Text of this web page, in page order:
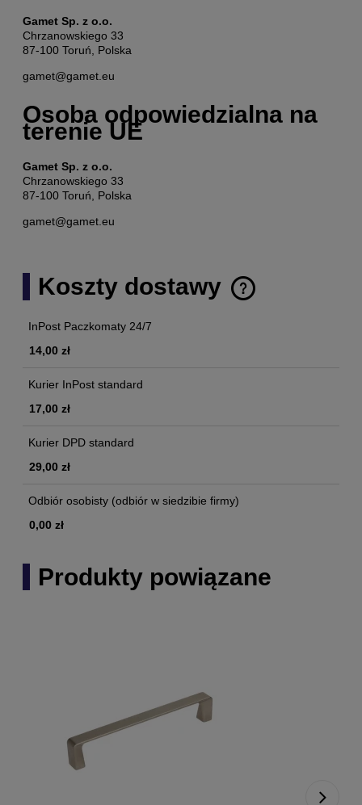
Gamet Sp. z o.o.
Chrzanowskiego 33
87-100 Toruń, Polska
gamet@gamet.eu
Osoba odpowiedzialna na
terenie UE
Gamet Sp. z o.o.
Chrzanowskiego 33
87-100 Toruń, Polska
gamet@gamet.eu
Koszty dostawy
Cena nie zawiera ewentualnych kosztów płatności
InPost Paczkomaty 24/7
14,00 zł
Kurier InPost standard
17,00 zł
Kurier DPD standard
29,00 zł
Odbiór osobisty (odbiór w siedzibie firmy)
0,00 zł
Produkty powiązane